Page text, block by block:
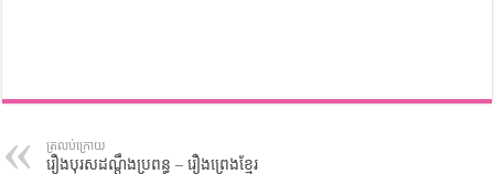
ត្រលប់ក្រោយ
រឿងបុរសដណ្តឹងប្រពន្ធ – រឿងព្រេងខ្មែរ